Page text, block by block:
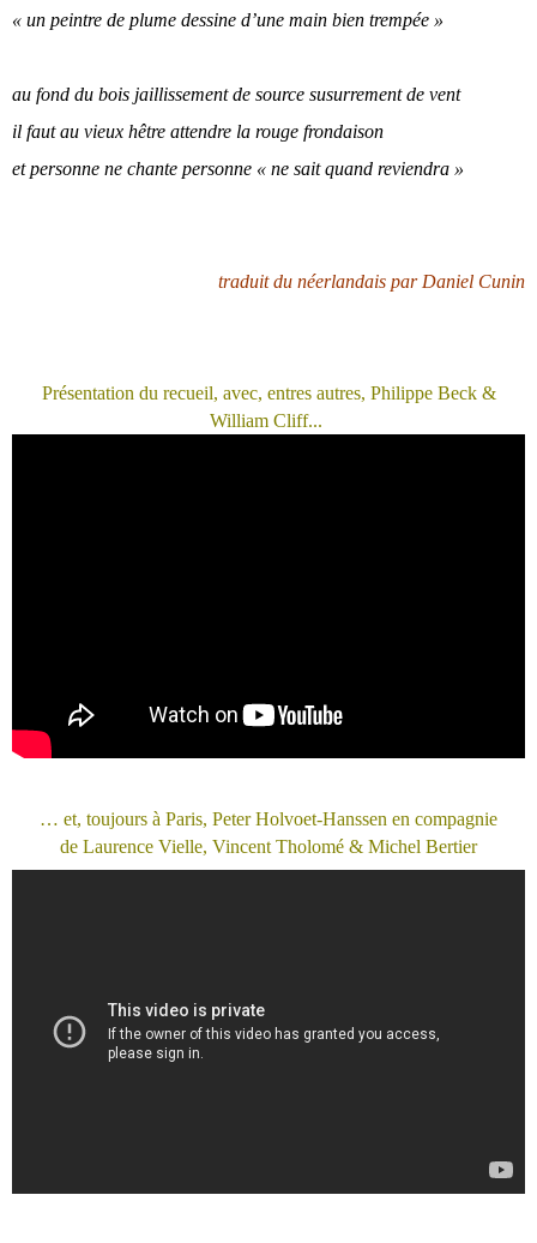
« un peintre de plume dessine d’une main bien trempée »
au fond du bois jaillissement de source susurrement de vent
il faut au vieux hêtre attendre la rouge frondaison
et personne ne chante personne « ne sait quand reviendra »
traduit du néerlandais par Daniel Cunin
Présentation du recueil, avec, entres autres, Philippe Beck &
William Cliff...
… et, toujours à Paris, Peter Holvoet-Hanssen en compagnie
de Laurence Vielle, Vincent Tholomé & Michel Bertier